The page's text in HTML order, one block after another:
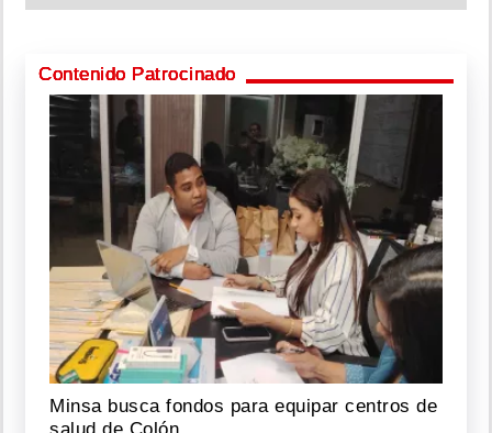
Contenido Patrocinado
Minsa busca fondos para equipar centros de